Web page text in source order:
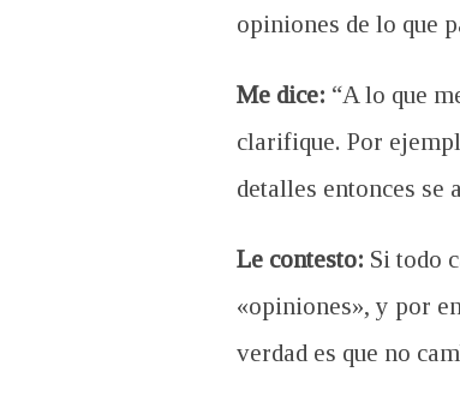
opiniones de lo que
Me dice: “A lo que
clarifique. Por
detalles entonces se
Le contesto: Si todo
«opiniones», y por
verdad es que no